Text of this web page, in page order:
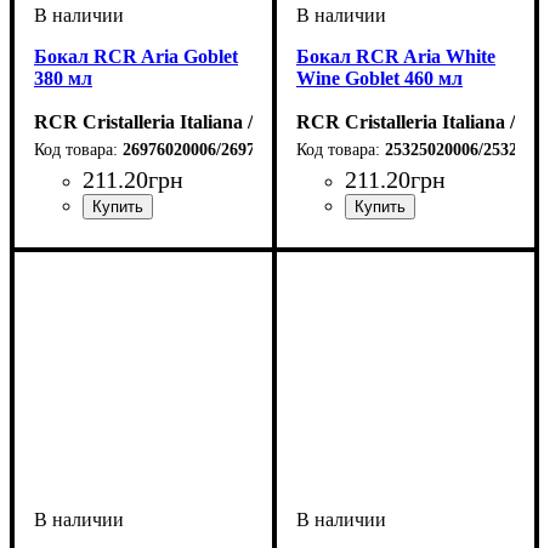
Бокал RCR Aria Goblet
380 мл
RCR Cristalleria Italiana / Италия
26976020006/26976020206
211.20грн
Бокал RCR Aria White
Wine Goblet 460 мл
RCR Cristalleria Italiana /
25325020006/
211.20грн